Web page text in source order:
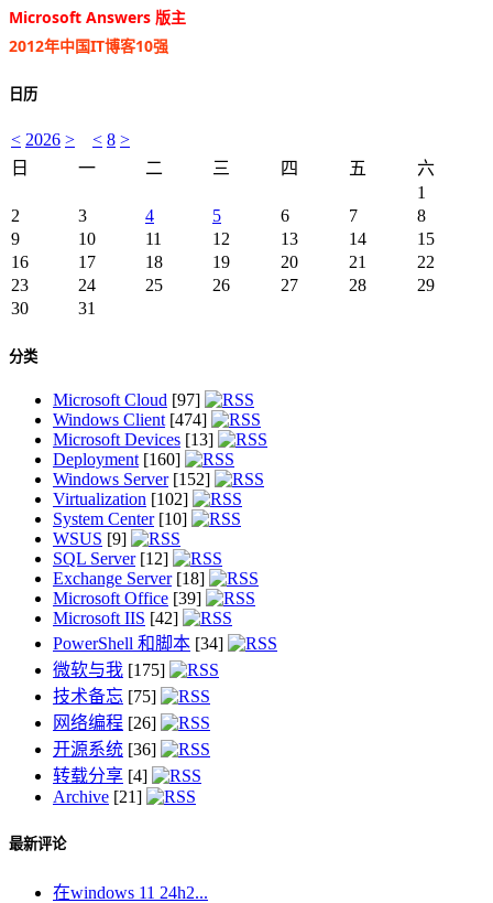
Microsoft Answers 版主
2012年中国IT博客10强
日历
< 2026 > < 8 >
日
一 二 三 四 五
六
1
2
3 4 5 6 7
8
9
10 11 12 13 14
15
16
17 18 19 20 21
22
23
24 25 26 27 28
29
30
31
分类
Microsoft Cloud [97]
Windows Client[474]
Microsoft Devices [13]
Deployment[160]
Windows Server[152]
Virtualization [102]
System Center[10]
WSUS [9]
SQL Server[12]
Exchange Server[18]
Microsoft Office [39]
Microsoft IIS [42]
PowerShell 和脚本 [34]
微软与我 [175]
技术备忘 [75]
网络编程 [26]
开源系统 [36]
转载分享 [4]
Archive [21]
最新评论
在windows 11 24h2...